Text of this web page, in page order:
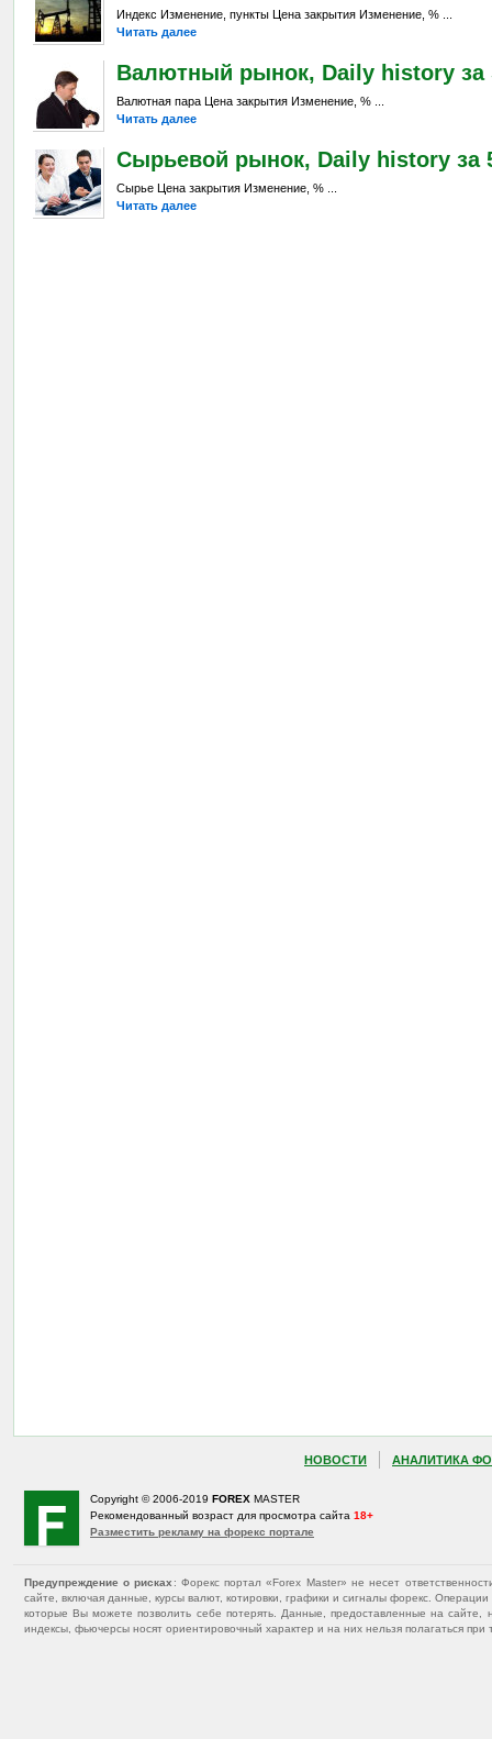
Индекс Изменение, пункты Цена закрытия Изменение, % ...
Читать далее
Валютный рынок, Daily history за
Валютная пара Цена закрытия Изменение, % ...
Читать далее
Сырьевой рынок, Daily history за
Сырье Цена закрытия Изменение, % ...
Читать далее
НОВОСТИ АНАЛИТИКА
Copyright © 2006-2019 FOREX MASTER
Рекомендованный возраст для просмотра сайта 18+
Разместить рекламу на форекс портале
Предупреждение о рисках : Форекс портал «Forex Master» не несет
сайте, включая данные, курсы валют, котировки, графики и сигналы форекс.
которые Вы можете позволить себе потерять. Данные, предоставленные на
индексы, фьючерсы носят ориентировочный характер и на них нельзя полагаться при